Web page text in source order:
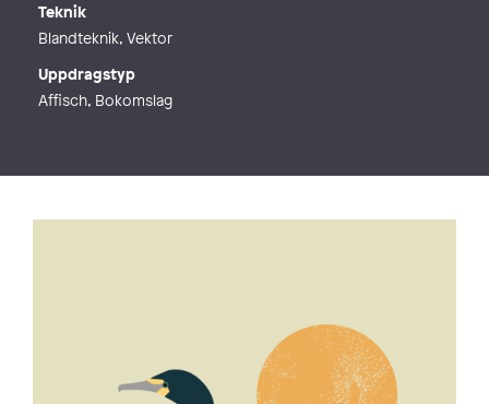
Teknik
Blandteknik, Vektor
Uppdragstyp
Affisch, Bokomslag